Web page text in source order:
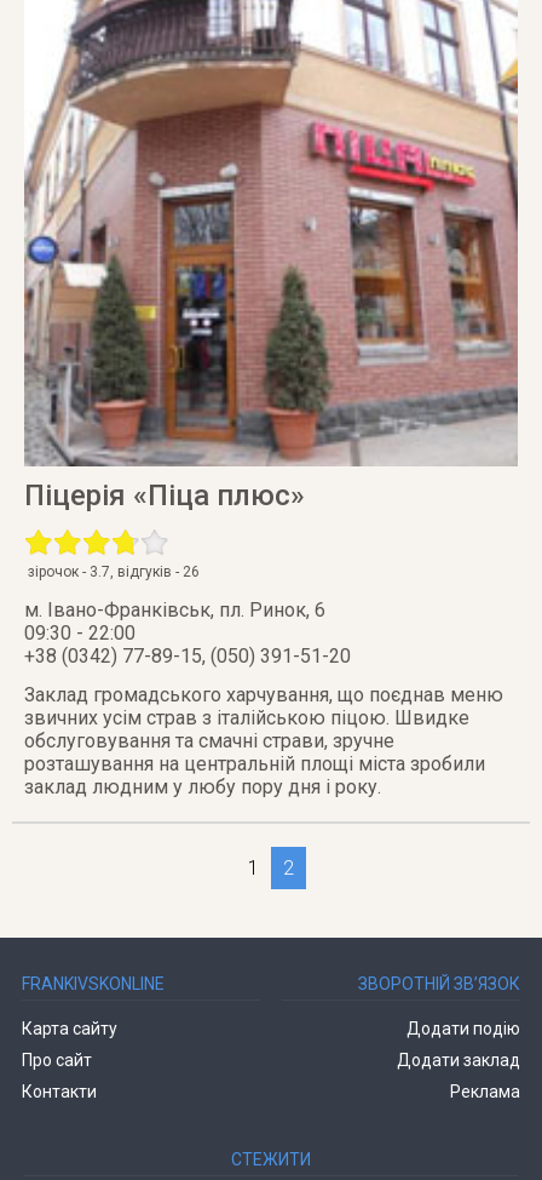
Піцерія «Піца плюс»
зірочок - 3.7, відгуків - 26
м. Івано-Франківськ, пл. Ринок, 6
09:30 - 22:00
+38 (0342) 77-89-15, (050) 391-51-20
Заклад громадського харчування, що поєднав меню
звичних усім страв з італійською піцою. Швидке
обслуговування та смачні страви, зручне
розташування на центральній площі міста зробили
заклад людним у любу пору дня і року.
1 2
FRANKIVSKONLINE
Карта сайту
Про сайт
Контакти
ЗВОРОТНІЙ ЗВ’ЯЗОК
Додати подію
Додати заклад
Реклама
СТЕЖИТИ